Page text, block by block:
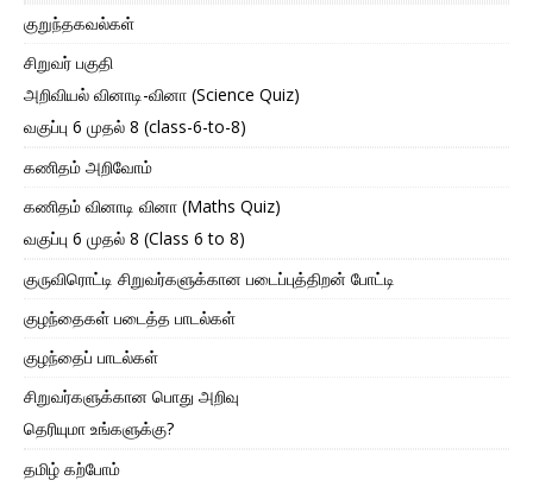
குறுந்தகவல்கள்
சிறுவர் பகுதி
அறிவியல் வினாடி-வினா (Science Quiz)
வகுப்பு 6 முதல் 8 (class-6-to-8)
கணிதம் அறிவோம்
கணிதம் வினாடி வினா (Maths Quiz)
வகுப்பு 6 முதல் 8 (Class 6 to 8)
குருவிரொட்டி சிறுவர்களுக்கான படைப்புத்திறன் போட்டி
குழந்தைகள் படைத்த பாடல்கள்
குழந்தைப் பாடல்கள்
சிறுவர்களுக்கான பொது அறிவு
தெரியுமா உங்களுக்கு?
தமிழ் கற்போம்